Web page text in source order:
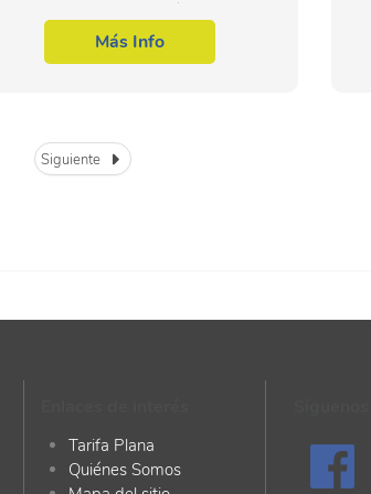
actualidad, la digitalización y el
aprendizaje móvil están revolucionando
Más Info
Siguiente
Tarifa Plana
Quiénes Somos